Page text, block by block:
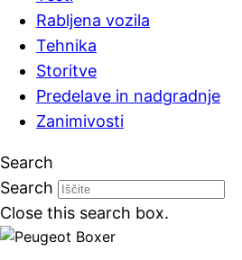
Rabljena vozila
Tehnika
Storitve
Predelave in nadgradnje
Zanimivosti
Search
Search
Close this search box.